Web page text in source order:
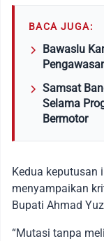
BACA JUGA:
Bawaslu
Samsat
Selama
Bermotor
Kedua keputusan
menyampaikan
Bupati Ahmad
“Mutasi tanpa